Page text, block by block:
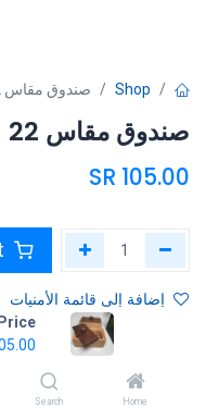
Home
Search
Shop صندوق مقاس 22
صندوق مقاس 22
SR 105.00
إضافة إلى قائمة الأمنيات
Terms and Conditions :